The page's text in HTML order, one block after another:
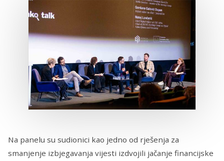
Na panelu su sudionici kao jedno od rješenja za
smanjenje izbjegavanja vijesti izdvojili jačanje financijske